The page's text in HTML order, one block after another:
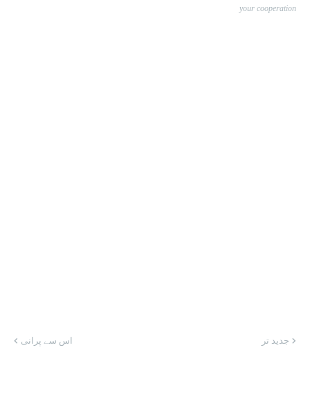
your cooperation
جدید تر اس سے پرانی